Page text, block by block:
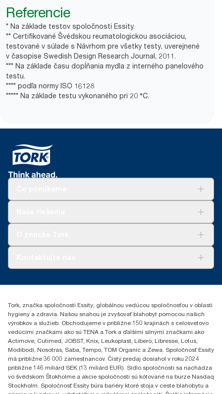
Referencie
* Na základe testov spoločnosti Essity.
** Certifikované Švédskou reumatologickou asociáciou,
testované v súlade s Návrhom pre všetky testy, uverejnené
v časopise Swedish Design Research Journal, 2011.
*** Na základe času dopĺňania mydla z interného panelového
testu.
**** podľa normy ISO 16128
***** Na základe testu vykonaného pri 20 °C.
Essity Slovakia s.r.o.
049 12 Gemerská Hôrka
Tork, značka spoločnosti Essity, globálnou vedúcou spoločnosťou v oblasti
hygieny a zdravia. Našou snahou je zvyšovať blahobyt pomocou našich
výrobkov a služieb. Obchodujeme v približne 150 krajinách s celosvetovo
vedúcimi značkami ako sú TENA a Tork a ďalšími silnými značkami ako
Actimove, Cutimed, JOBST, Knix, Leukoplast, Libero, Libresse, Lotus,
Modibodi, Nosotras, Saba, Tempo, TOM Organic a Zewa. Spoločnosť Essity
má približne 36 000 zamestnancov. Čistý predaj dosiahol v roku 2024
približne 146 miliárd SEK (13 miliárd EUR). Sídlo spoločnosti sa nachádza
vo švédskom Štokholme a akcie spoločnosti sú kótované na burze Nasdaq
Stockholm. Spoločnosť Essity búra bariéry ktoré stoja v ceste blahobytu a